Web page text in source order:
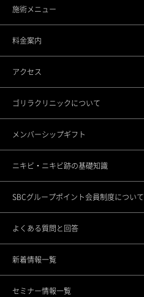
施術メニュー
料金案内
アクセス
新宿本院
渋谷院
渋谷道玄坂院
池袋院
銀座院
東銀座院
銀座ANNEX院
ゴリラクリニックについて
ゴリラクリニックとは？
ゴリラフィロソフィー
医療機関としてのこだわり
スタッフの思い
スポーツ応援活動
CSRの取り組み
メンバーシップギフト
メンバーシップギフトとは
各種セミナーの開催
ニキビ・ニキビ跡の基礎知識
SBCグループポイント会員制度について
よくある質問と回答
新着情報一覧
セミナー情報一覧